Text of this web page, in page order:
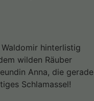
hinterlistig
wilden Räuber
Anna, die gerade
Schlamassel!